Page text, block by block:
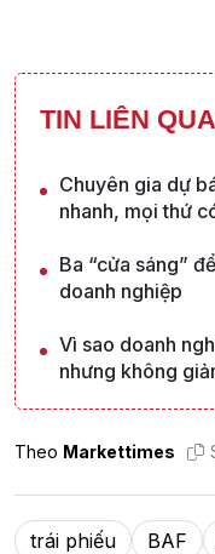
TIN LIÊN
Chuyên gia dự
nhanh, mọi thứ
Ba “cửa sáng”
doanh nghiệp
Vì sao doanh
nhưng không
Theo Markettimes
trái phiếu BAF